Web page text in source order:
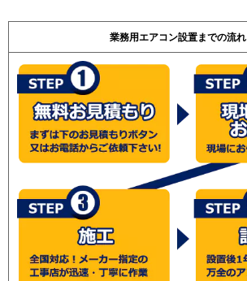
業務用エアコン設置までの流れ